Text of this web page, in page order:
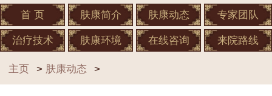
首 页 肤康简介 肤康动态 专家团队
治疗技术 肤康环境 在线咨询 来院路线
主页 > 肤康动态 >